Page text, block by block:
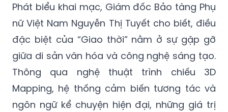
Phát biểu khai mạc, Giám đốc Bảo tàng Phụ
nữ Việt Nam Nguyễn Thị Tuyết cho biết, điều
đặc biệt của “Giao thời” nằm ở sự gặp gỡ
giữa di sản văn hóa và công nghệ sáng tạo.
Thông qua nghệ thuật trình chiếu 3D
Mapping, hệ thống cảm biến tương tác và
ngôn ngữ kể chuyện hiện đại, những giá trị